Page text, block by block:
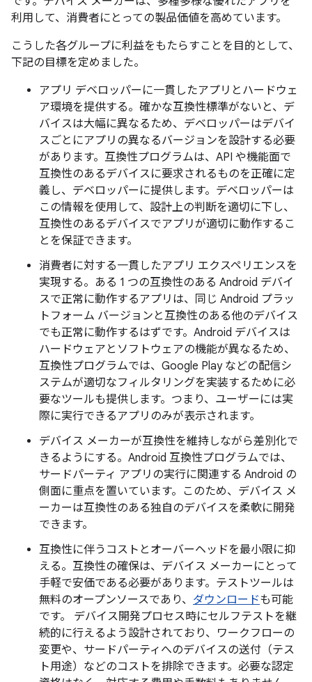
利用して、消費者にとっての製品価値を高めています。
こうした各グループに利益をもたらすことを目的として、
下記の目標を定めました。
アプリ デベロッパーに一貫したアプリとハードウェ
ア環境を提供する。 確かな互換性標準がないと、デ
バイスは大幅に異なるため、デベロッパーはデバイ
スごとにアプリの異なるバージョンを設計する必要
があります。互換性プログラムは、API や機能面で
互換性のあるデバイスに要求されるものを正確に定
義し、デベロッパーに提供します。デベロッパーは
この情報を使用して、設計上の判断を適切に下し、
互換性のあるデバイスでアプリが適切に動作するこ
とを保証できます。
消費者に対する一貫したアプリ エクスペリエンスを
実現する。 ある 1 つの互換性のある Android デバイ
スで正常に動作するアプリは、同じ Android プラッ
トフォーム バージョンと互換性のある他のデバイス
でも正常に動作するはずです。Android デバイスは
ハードウェアとソフトウェアの機能が異なるため、
互換性プログラムでは、Google Play などの配信シ
ステムが適切なフィルタリングを実装するために必
要なツールも提供します。つまり、ユーザーには実
際に実行できるアプリのみが表示されます。
デバイス メーカーが互換性を維持しながら差別化で
きるようにする。 Android 互換性プログラムでは、
サードパーティ アプリの実行に関連する Android の
側面に重点を置いています。このため、デバイス メ
ーカーは互換性のある独自のデバイスを柔軟に開発
できます。
互換性に伴うコストとオーバーヘッドを最小限に抑
える。 互換性の確保は、デバイス メーカーにとって
手軽で安価である必要があります。テストツールは
無料のオープンソースであり、 ダウンロードも可能
です。 デバイス開発プロセス時にセルフテストを継
続的に行えるよう設計されており、ワークフローの
変更や、サードパーティへのデバイスの送付（テス
ト用途）などのコストを排除できます。必要な認定